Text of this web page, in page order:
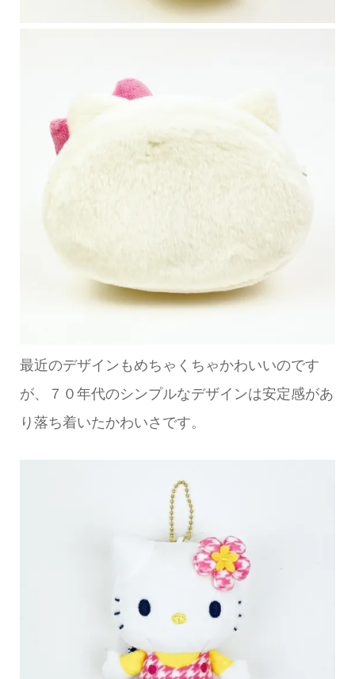
最近のデザインもめちゃくちゃかわいいのです
が、７０年代のシンプルなデザインは安定感があ
り落ち着いたかわいさです。